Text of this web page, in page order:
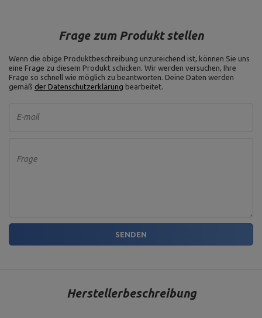
Frage zum Produkt stellen
Wenn die obige Produktbeschreibung unzureichend ist, können Sie uns
eine Frage zu diesem Produkt schicken. Wir werden versuchen, Ihre
Frage so schnell wie möglich zu beantworten. Deine Daten werden
gemäß der Datenschutzerklärung bearbeitet.
E-mail
Frage
SENDEN
Herstellerbeschreibung